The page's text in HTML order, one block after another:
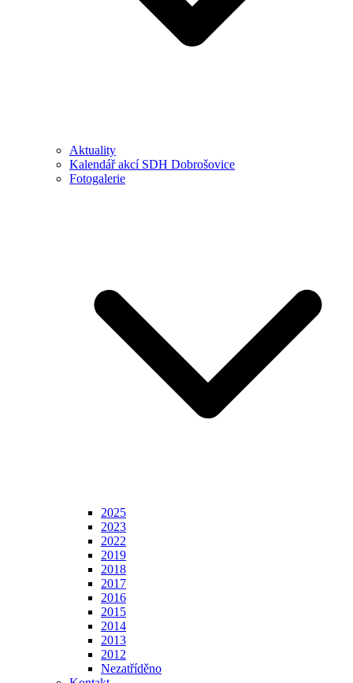
Aktuality
Kalendář akcí SDH Dobrošovice
Fotogalerie
2025
2023
2022
2019
2018
2017
2016
2015
2014
2013
2012
Nezatříděno